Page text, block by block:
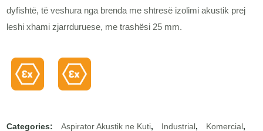
dyfishtë, të veshura nga brenda me shtresë izolimi akustik prej
leshi xhami zjarrduruese, me trashësi 25 mm.
Categories: Aspirator Akustik ne Kuti, Industrial , Komercial ,